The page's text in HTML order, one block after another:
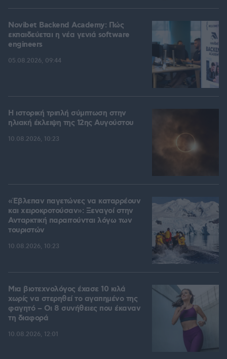
Novibet Backend Academy: Πώς
εκπαιδεύεται η νέα γενιά software
engineers
05.08.2026, 09:44
Η ιστορική τριπλή σύμπτωση στην
ηλιακή έκλειψη της 12ης Αυγούστου
10.08.2026, 10:23
«Έβλεπαν παγετώνες να καταρρέουν
και χειροκροτούσαν»: Ξεναγοί στην
Ανταρκτική παραιτούνται λόγω των
τουριστών
10.08.2026, 10:23
Μια βιοτεχνολόγος έχασε 10 κιλά
χωρίς να στερηθεί το αγαπημένο της
φαγητό – Οι 8 συνήθειες που έκαναν
τη διαφορά
10.08.2026, 12:01